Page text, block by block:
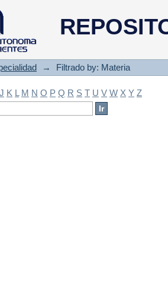
Materia
→ Filtrado by: Materia
J K L M N O P Q R S T U V W X Y Z